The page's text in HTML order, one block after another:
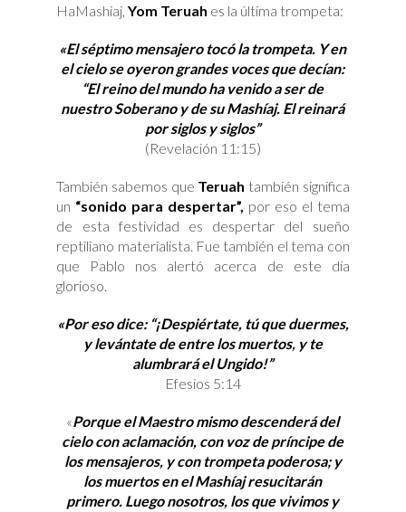
HaMashiaj,Yom Teruah es la última trompeta:
«El séptimo mensajero tocó la trompeta. Y en
el cielo se oyeron grandes voces que decían:
“El reino del mundo ha venido a ser de
nuestro Soberano y de su Mashíaj. El reinará
por siglos y siglos”
(Revelación 11:15)
También sabemos que Teruah también significa
un “sonido para despertar”, por eso el tema
de esta festividad es despertar del sueño
reptiliano materialista. Fue también el tema con
que Pablo nos alertó acerca de este día
glorioso.
«Por eso dice: “¡Despiértate, tú que duermes,
y levántate de entre los muertos, y te
alumbrará el Ungido!”
Efesios 5:14
«Porque el Maestro mismo descenderá del
cielo con aclamación, con voz de príncipe de
los mensajeros, y con trompeta poderosa; y
los muertos en el Mashíaj resucitarán
primero. Luego nosotros, los que vivimos y